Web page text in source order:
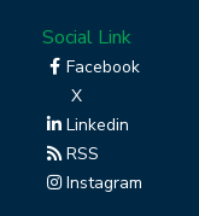
Social Link
Facebook
X
Linkedin
RSS
Instagram